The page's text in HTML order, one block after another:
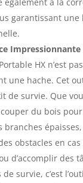
également à la
garantissant une
Impressionnante
HX n’est pas
une hache. Cet
de survie. Que
du bois
branches
obstacles en cas
d’accomplir des
survie, c’est